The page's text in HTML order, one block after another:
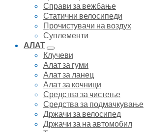
Справи за вежбање
Статични велосипеди
Прочистувачи на воздух
Суплементи
АЛАТ
Клучеви
Алат за гуми
Алат за ланец
Алат за кочници
Средства за чистење
Средства за подмачкување
Држачи за велосипед
Држачи за на автомобил